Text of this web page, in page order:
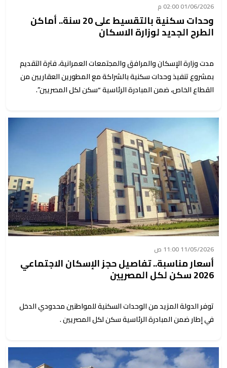
01/06/2026 02:00 م
وحدات سكنية بالتقسيط على 20 سنة.. أماكن
الطرح الجديد لوزارة الاسكان
مدت وزارة الإسكان والمرافق والمجتمعات العمرانية، فترة التقديم
بمشروع تنفيذ وحدات سكنية بالشراكة مع المطورين العقاريين من
القطاع الخاص، ضمن المبادرة الرئاسية “سكن لكل المصريين”.
11/05/2026 11:00 ص
أسعار مناسبة.. تفاصيل حجز الإسكان الاجتماعي
2026 سكن لكل المصريين
توفر الدولة المزيد من الوحدات السكنية للمواطنين محدودي الدخل
في إطار ضمن المبادرة الرئاسية سكن لكل المصريين .